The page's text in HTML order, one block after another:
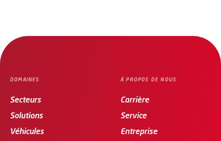
DOMAINES
Secteurs
Solutions
Véhicules
À PROPOS DE NOUS
Carrière
Service
Entreprise